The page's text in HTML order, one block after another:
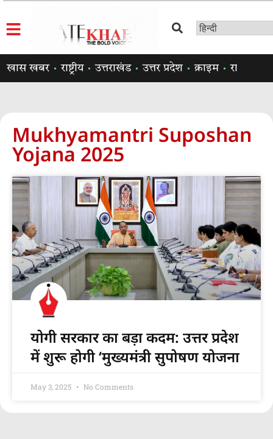
खास खबर राष्ट्रीय उत्तराखंड उत्तर प्रदेश क्राइम राजनीति
Mukhyamantri Suposhan
Yojana 2025
योगी सरकार का बड़ा कदम: उत्तर प्रदेश
में शुरू होगी ‘मुख्यमंत्री सुपोषण योजना
May 3, 2025 No Comments